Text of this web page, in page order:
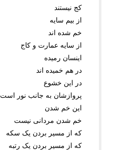
کج نیستند
از بیم سایه
خم شده اند
از سایه عمارت و کاج
اینسان رمیده
در هم خمیده اند
در این خشوع
پروازشان به جانب نور است
این خم شدن
خم شدن مردانى نیست
که از مسیر بردن یک سکه
که از مسیر بردن یک رتبه